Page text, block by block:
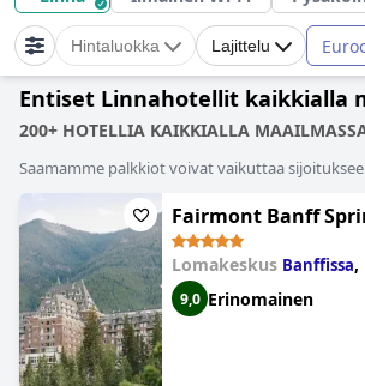
Hintaluokka Lajittelu
Entiset Linnahotellit kaikkialla
200+ HOTELLIA KAIKKIALLA
Saamamme palkkiot voivat vaikuttaa
Fairmont Banff
Lomakeskus Banffissa,
9,0 Erinomainen